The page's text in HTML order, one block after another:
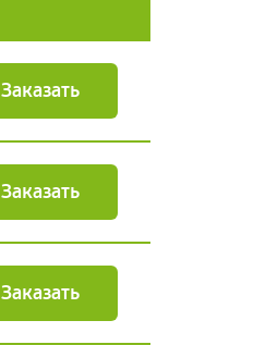
Заказать
Заказать
Заказать